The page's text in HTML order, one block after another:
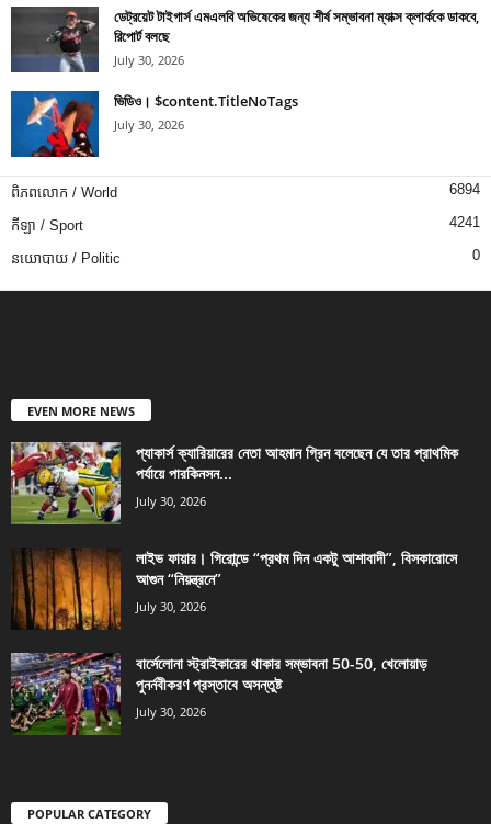
ডেট্রয়েট টাইগার্স এমএলবি অভিষেকের জন্য শীর্ষ সম্ভাবনা ম্যাক্স ক্লার্ককে ডাকবে,
রিপোর্ট বলছে
July 30, 2026
ভিডিও। $content.TitleNoTags
July 30, 2026
ពិភពលោក / World 6894
កីឡា / Sport 4241
នយោបាយ / Politic 0
EVEN MORE NEWS
প্যাকার্স ক্যারিয়ারের নেতা আহমান গ্রিন বলেছেন যে তার প্রাথমিক
পর্যায়ে পারকিনসন...
July 30, 2026
লাইভ ফায়ার। গিরোন্ডে “প্রথম দিন একটু আশাবাদী”, বিসকারোসে
আগুন “নিয়ন্ত্রনে”
July 30, 2026
বার্সেলোনা স্ট্রাইকারের থাকার সম্ভাবনা 50-50, খেলোয়াড়
পুনর্নবীকরণ প্রস্তাবে অসন্তুষ্ট
July 30, 2026
POPULAR CATEGORY